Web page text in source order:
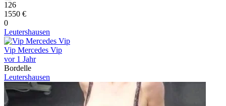
126
1550 €
0
Leutershausen
Vip Mercedes Vip
vor 1 Jahr
Bordelle
Leutershausen